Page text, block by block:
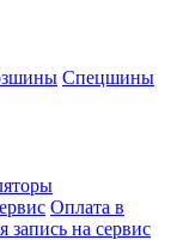
Спецшины
Оплата в
запись на сервис